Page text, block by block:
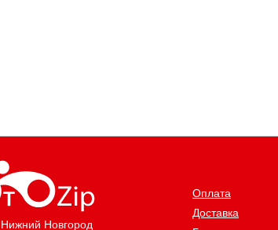
, Нижний Новгород
Оплата
Доставка